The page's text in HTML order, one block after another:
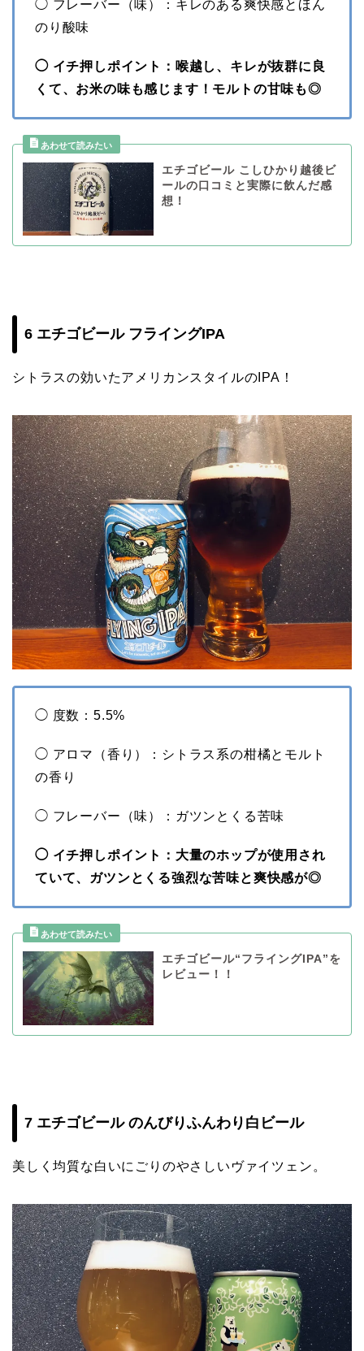
◯ フレーバー（味）：キレのある爽快感とほん
のり酸味
◯ イチ押しポイント：喉越し、キレが抜群に良
くて、お米の味も感じます！モルトの甘味も◎
エチゴビール こしひかり越後ビ
ールの口コミと実際に飲んだ感
想！
6 エチゴビール フライングIPA
シトラスの効いたアメリカンスタイルのIPA！
◯ 度数：5.5%
◯ アロマ（香り）：シトラス系の柑橘とモルト
の香り
◯ フレーバー（味）：ガツンとくる苦味
◯ イチ押しポイント：大量のホップが使用され
ていて、ガツンとくる強烈な苦味と爽快感が◎
エチゴビール“フライングIPA”を
レビュー！！
7 エチゴビール のんびりふんわり白ビール
美しく均質な白いにごりのやさしいヴァイツェン。